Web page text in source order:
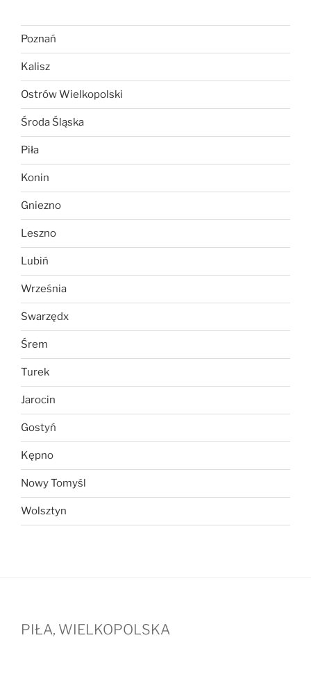
Poznań
Kalisz
Ostrów Wielkopolski
Środa Śląska
Piła
Konin
Gniezno
Leszno
Lubiń
Września
Swarzędx
Śrem
Turek
Jarocin
Gostyń
Kępno
Nowy Tomyśl
Wolsztyn
PIŁA, WIELKOPOLSKA